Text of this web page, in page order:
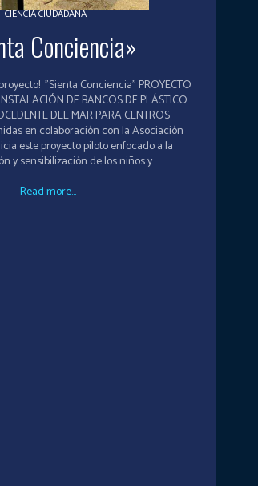
CIENCIA CIUDADANA
Conciencia»
"Sienta Conciencia" PROYECTO
DE BANCOS DE PLÁSTICO
DEL MAR PARA CENTROS
en colaboración con la Asociación
este proyecto piloto enfocado a la
y sensibilización de los niños y...
Read more...